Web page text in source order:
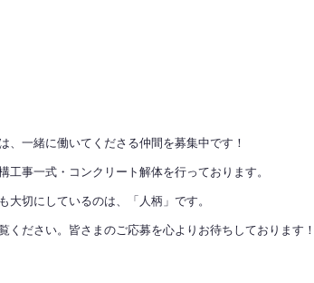
、一緒に働いてくださる仲間を募集中です！
工事一式・コンクリート解体を行っております。
大切にしているのは、「人柄」です。
ください。皆さまのご応募を心よりお待ちしております！